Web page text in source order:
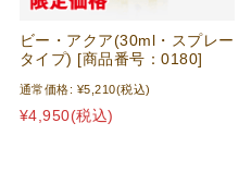
ビー・アクア(30ml・スプレー
タイプ) [商品番号：0180]
通常価格: ¥5,210(税込)
¥4,950(税込)